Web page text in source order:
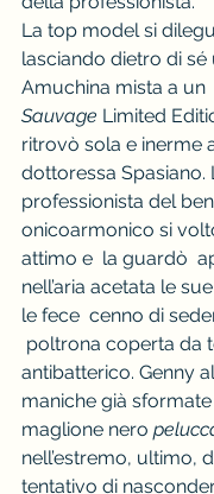
La top model si
lasciando dietro di sé
Amuchina mista a un
Sauvage Limited
ritrovò sola e inerme
dottoressa Spasiano.
professionista del
onicoarmonico si
attimo e  la guardò
nell’aria acetata le
le fece  cenno di
poltrona coperta da
antibatterico. Genny
maniche già
maglione nero
nell’estremo, ultimo,
tentativo di